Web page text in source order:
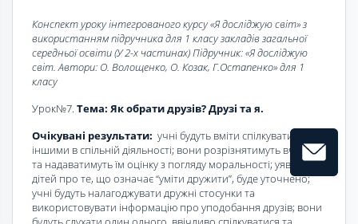
Конспект уроку інтегрованого курсу «Я досліджую світ» з
використанням підручника для 1 класу закладів загальної
середньої освіти (У 2-х частинах) Підручник: «Я досліджую
світ. Автори: О. Волощенко, О. Козак, Г.Остапенко» для 1
класу
Урок№7. Тема: Як обрати друзів? Друзі та я.
Очікувані результати: учні будуть вміти спілкуватися з
іншими в спільній діяльності; вони розрізнятимуть вчинки
та надаватимуть їм оцінку з погляду моральності; уявлення
дітей про те, що означає “уміти дружити”, буде уточнено;
учні будуть налагоджувати дружні стосунки та
використовувати інформацію про уподобання друзів; вони